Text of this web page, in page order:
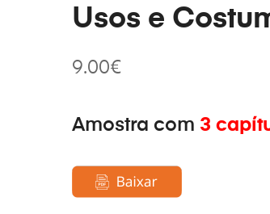
Usos e
9.00€
Amostra com 3